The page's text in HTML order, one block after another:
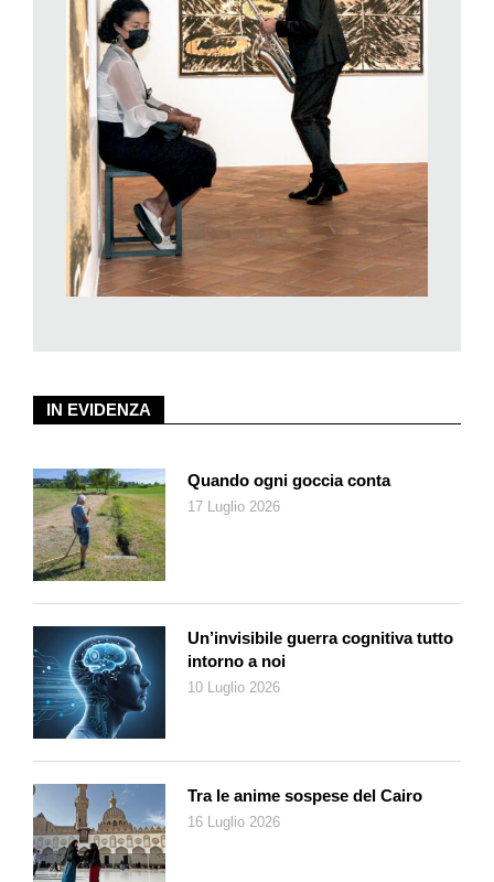
pensando a quello. Qualcosa che non hai codificato
coscientemente ma che riesci a rendere visivo».
Oltre a questa, diciamo, «predisposizione» del jazz a fare da
accompagnamento alle immagini (e del resto sono numerosi
gli esempi di gemellaggio tra pittura e improvvisazione
musicale reperibili sul mercato discografico) resta il fatto che
gli ambienti silenziosi del museo si prestano in modo
eccezionale alla performance degli strumenti. All’improvviso ci
si rende conto di come tutto questo spazio sia in realtà un
«vuoto» architettonico, in grado di suscitare echi e riverberi di
grande profondità e intensità. Sia il contrabbasso di Riccardo
che ci troviamo tra le mura di un antico convento…).
suo sax, percorre i vari corridoi, sfiorando i visitatori e
soffermandosi ogni tanto davanti ad alcune tele. La vicinanza
col pubblico, numeroso e attento, è inusuale. Chi ascolta
riesce a percepire persino quel bellissimo, caratteristico
rumore: il soffio che attraversa lo strumento. Un fruscìo sottile,
del jazz.
I musicisti si sono dati il cambio nella loro personale
esplorazione sonora dell’esposizione: l’ultimo a entrare in
scena è stato il batterista Nicola Angelucci. Il suo strumento è
collocato al centro di una delle sale più belle, quella che ospita
le grandi opere dedicate all’atterraggio a Magadino di un
bombardiere americano,
molto ampio potrebbe far risuonare in modo eccessivo le
rullate e i colpi sui tamburi. Forse per questo Angelucci sceglie
di eseguire la sua improvvisazione colpendo le pelli in un primo
IN EVIDENZA
Quando ogni goccia conta
17 Luglio 2026
Un’invisibile guerra cognitiva tutto
intorno a noi
10 Luglio 2026
Tra le anime sospese del Cairo
16 Luglio 2026